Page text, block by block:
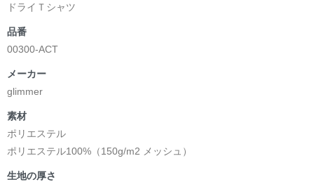
ドライＴシャツ
品番
00300-ACT
メーカー
glimmer
素材
ポリエステル
ポリエステル100%（150g/m2 メッシュ）
生地の厚さ